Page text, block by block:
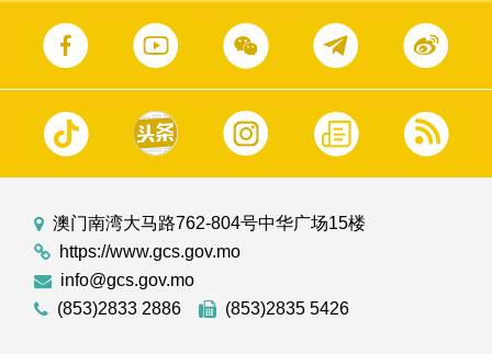
澳门南湾大马路762-804号中华广场15楼
https://www.gcs.gov.mo
info@gcs.gov.mo
(853)2833 2886
(853)2835 5426